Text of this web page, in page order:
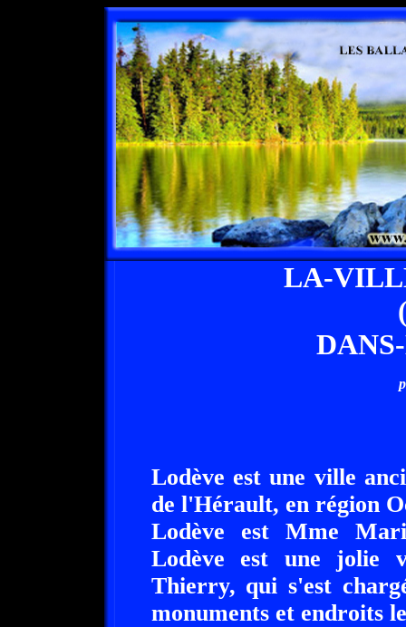
LA-
Lodève est une ville
de l'Hérault, en région
Lodève est Mme
Lodève est une jolie
Thierry, qui s'est
monuments et endroits